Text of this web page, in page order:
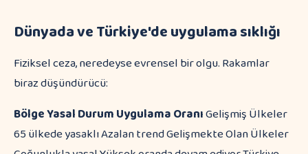
Dünyada ve Türkiye'de uygulama sıklığı
Fiziksel ceza, neredeyse evrensel bir olgu. Rakamlar
biraz düşündürücü:
BölgeYasal DurumUygulama OranıGelişmiş Ülkeler
65 ülkede yasaklı Azalan trend Gelişmekte Olan Ülkeler